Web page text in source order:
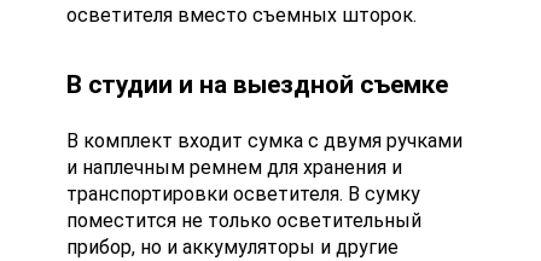
осветителя вместо съемных шторок.
В студии и на выездной съемке
В комплект входит сумка с двумя ручками
и наплечным ремнем для хранения и
транспортировки осветителя. В сумку
поместится не только осветительный
прибор, но и аккумуляторы и другие